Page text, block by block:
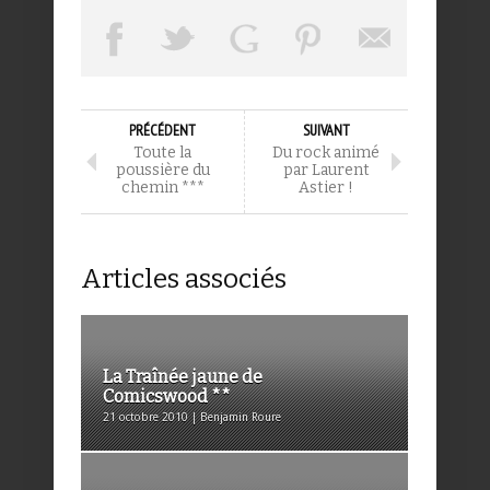
PRÉCÉDENT
Toute la
poussière du
chemin ***
SUIVANT
Du rock animé
par Laurent
Astier !
Articles associés
La Traînée jaune de
Comicswood **
21 octobre 2010 | Benjamin Roure